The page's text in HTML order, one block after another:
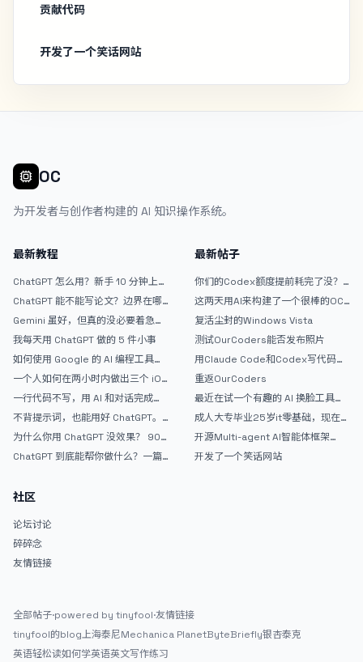
贡献代码
开发了一个笑话网站
OC
为开发者与创作者构建的 AI 知识操作系统。
最新教程
ChatGPT 怎么用？新手 10 分钟上手
ChatGPT 能不能写论文？边界在哪
Gemini 虽好，但真的没必要着急放
弃 ChatGPT
我每天用 ChatGPT 做的 5 件小事
如何使用 Google 的 AI 编程工具
AntiGravity：独立开发者的新时代
武器
一个人如何在两小时内做出三个 iOS
APP？｜AntiGravity + Gemini 3 实
战完整记录
一行代码不写，用 AI 和对话完成一
个完整网站：《图书天堂》实战记录
不背提示词，也能用好 ChatGPT。
一个万能提问模板
为什么你用 ChatGPT 没效果？ 90%
的人第一步就问错了
ChatGPT 到底能帮你做什么？一篇
最新帖子
你们的Codex额度提前耗完了没？
戒断反应如何？
这两天用AI来构建了一个很棒的OC
论坛精华区
复活尘封的Windows Vista
测试OurCoders能否发布照片
用Claude Code和Codex写代码真
的爽，但是App怎么挣钱还是很难啊
重返OurCoders
最近在试一个有趣的 AI 换脸工具，
效果挺不错
成人大专毕业25岁it零基础，现在想
考软件设计师，有什么好的建议吗，
谢谢！
开源Multi-agent AI智能体框架
aevatar.ai，欢迎大家贡献代码
开发了一个笑话网站
社区
论坛讨论
碎碎念
友情链接
全部帖子·powered by tinyfool·友情链接
tinyfool的blog上海泰尼Mechanica PlanetByteBriefly银杏泰克
英语轻松读如何学英语英文写作练习